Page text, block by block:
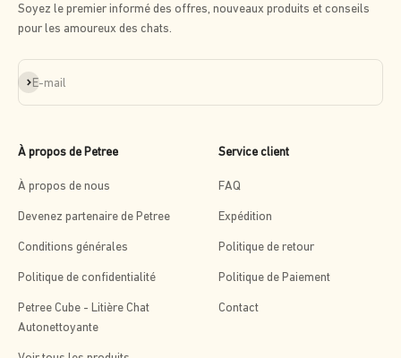
Soyez le premier informé des offres, nouveaux produits et conseils
pour les amoureux des chats.
E-mail
S'inscrire
À propos de Petree
À propos de nous
Devenez partenaire de Petree
Conditions générales
Politique de confidentialité
Petree Cube - Litière Chat
Autonettoyante
Service client
FAQ
Expédition
Politique de retour
Politique de Paiement
Contact